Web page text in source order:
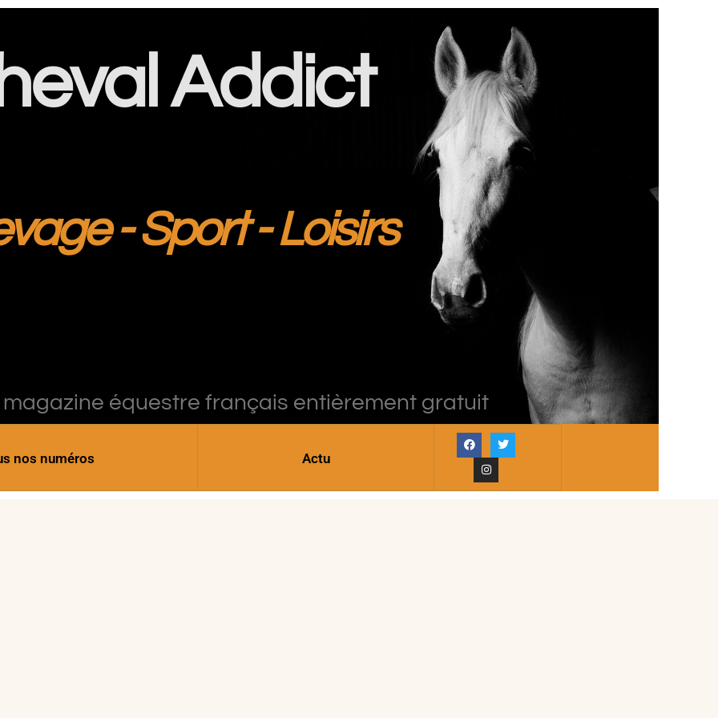
Addict
- Sport - Loisirs
équestre français entièrement gratuit
nos numéros Actu